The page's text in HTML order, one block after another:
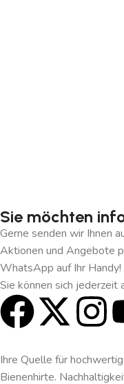
Sie möchten
Gerne senden wir Ihnen
Aktionen und Angebote
WhatsApp auf Ihr Handy!
Sie können sich
Ihre Quelle für
Bienenhirte.